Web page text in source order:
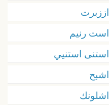
اززبرت
است رنيم
استنى استنيي
اشبح
اشلونك